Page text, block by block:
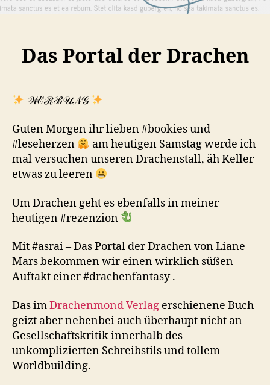
Das Portal der Drachen
𝒲ℰℛℬ𝒰𝒩𝒢
Guten Morgen ihr lieben #bookies und
#leseherzen
am heutigen Samstag werde ich
mal versuchen unseren Drachenstall, äh Keller
etwas zu leeren
Um Drachen geht es ebenfalls in meiner
heutigen #rezenzion
Mit #asrai – Das Portal der Drachen von Liane
Mars bekommen wir einen wirklich süßen
Auftakt einer #drachenfantasy .
Das imDrachenmond Verlag erschienene Buch
geizt aber nebenbei auch überhaupt nicht an
Gesellschaftskritik innerhalb des
unkomplizierten Schreibstils und tollem
Worldbuilding.